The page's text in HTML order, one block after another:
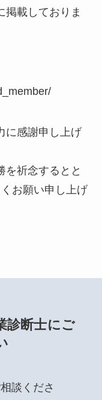
掲載しておりま
に感謝申し上げ
を祈念するとと
お願い申し上げ
診断士にご
談くださ